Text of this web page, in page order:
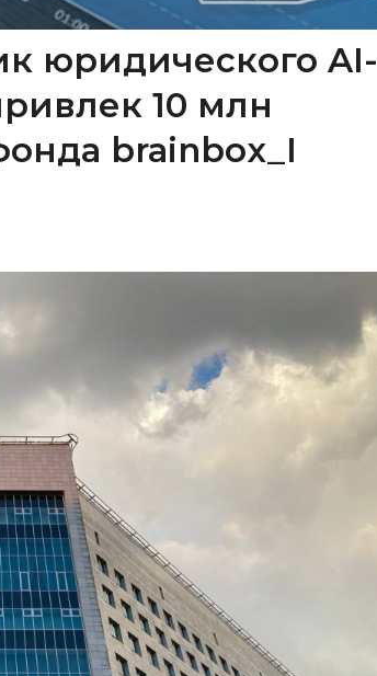
юридического AI-
10 млн
brainbox_I